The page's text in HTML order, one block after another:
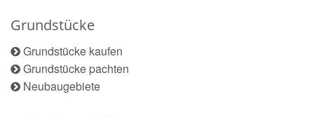
Grundstücke
Grundstücke kaufen
Grundstücke pachten
Neubaugebiete